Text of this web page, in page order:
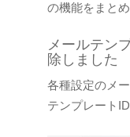
の機能をまと
メールテン
除しました
各種設定のメ
テンプレート